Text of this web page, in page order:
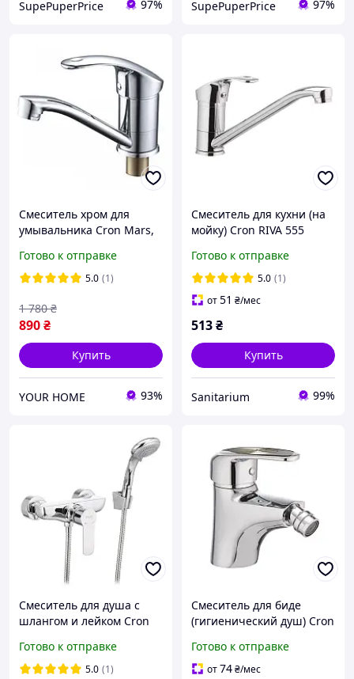
SupePuperPrice 97% SupePuperPrice 97%
Смеситель хром для
умывальника Cron Mars,
для рукомойника,
смесители для раковин
Готово к отправке
5.0 (1)
890₴
1 780 ₴
Купить
YOUR HOME 93%
Смеситель для кухни (на
мойку) Cron RIVA 555
Готово к отправке
5.0 (1)
от51 ₴/мес
513₴
Купить
Sanitarium 99%
Смеситель для душа с
шлангом и лейком Cron
душевой смеситель /
кран без гусака
Готово к отправке
5.0 (1)
Смеситель для биде
(гигиенический душ) Cron
Готово к отправке
от74₴/мес